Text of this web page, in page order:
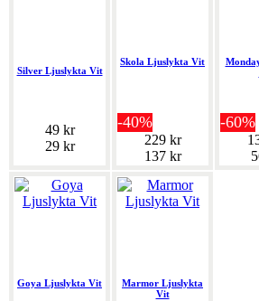
Silver Ljuslykta Vit
49 kr
29 kr
Skola Ljuslykta Vit
-40%
229 kr
137 kr
-60%
Goya Ljuslykta Vit
Marmor Ljuslykta
Vit